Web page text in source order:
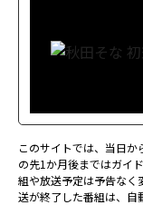
このサイトでは、当日
の先1か月後まではガイ
組や放送予定は予告なく
送が終了した番組は、自